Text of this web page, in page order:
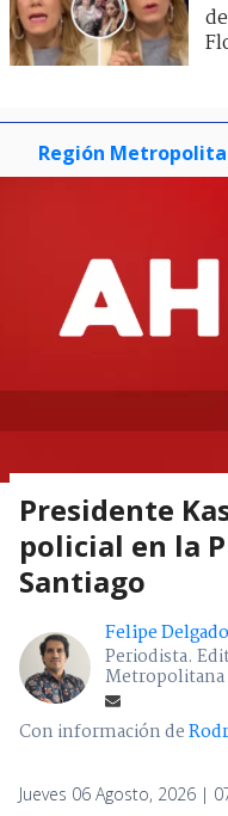
Región
Presidente
policial en la
Santiago
Felipe Delgado
Periodista.
Metropolitana
Con información de
Jueves 06 Agosto, 2026 |